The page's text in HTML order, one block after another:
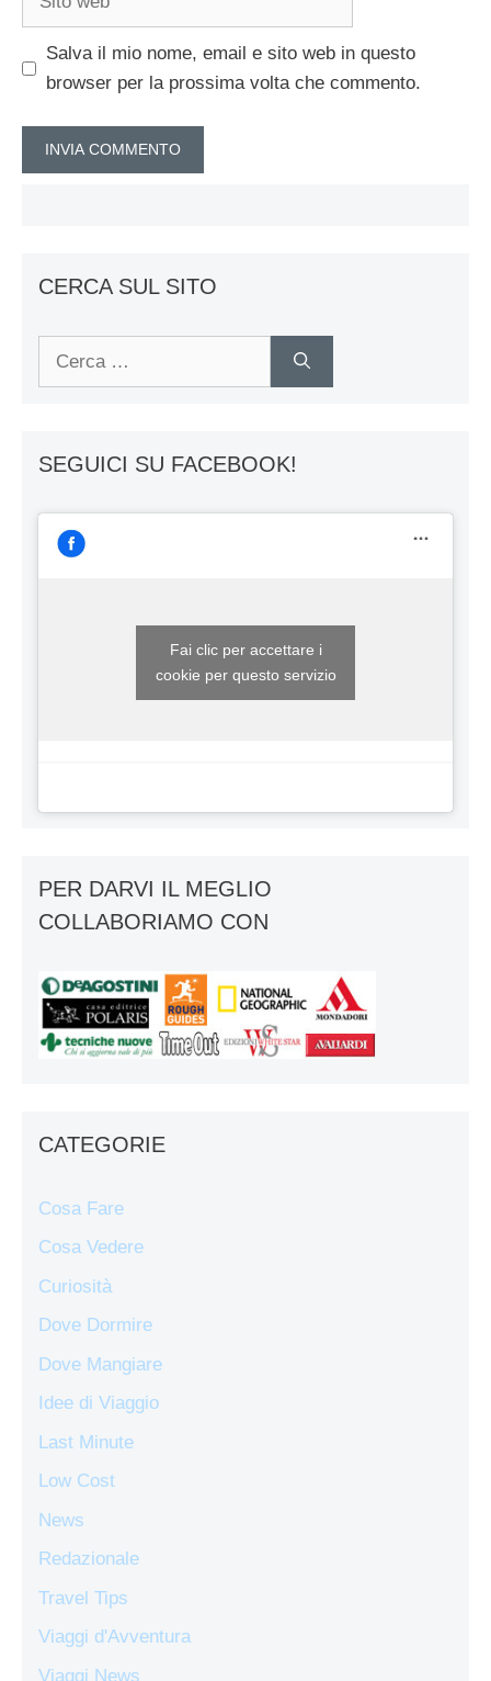
Salva il mio nome, email e sito web in questo
browser per la prossima volta che commento.
CERCA SUL SITO
SEGUICI SU FACEBOOK!
Fai clic per accettare i
cookie per questo servizio
PER DARVI IL MEGLIO
COLLABORIAMO CON
CATEGORIE
Cosa Fare
Cosa Vedere
Curiosità
Dove Dormire
Dove Mangiare
Idee di Viaggio
Last Minute
Low Cost
News
Redazionale
Travel Tips
Viaggi d'Avventura
Viaggi News